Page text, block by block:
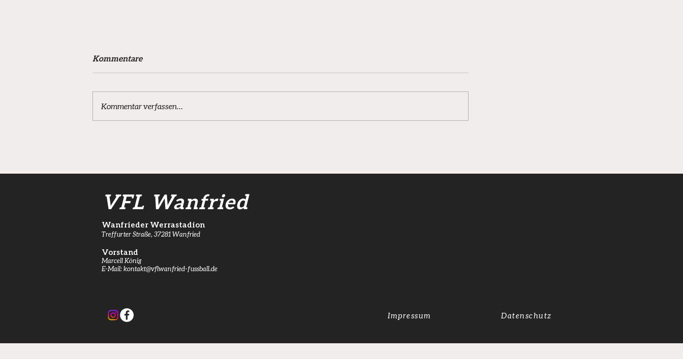
Kommentare
Kommentar verfassen...
VFL Wanfried
Wanfrieder Werrastadion
Treffurter Straße, 37281 Wanfried
Vorstand
Marcell König
E-Mail:kontakt@vflwanfried-fussball.de
Impressum Datenschutz